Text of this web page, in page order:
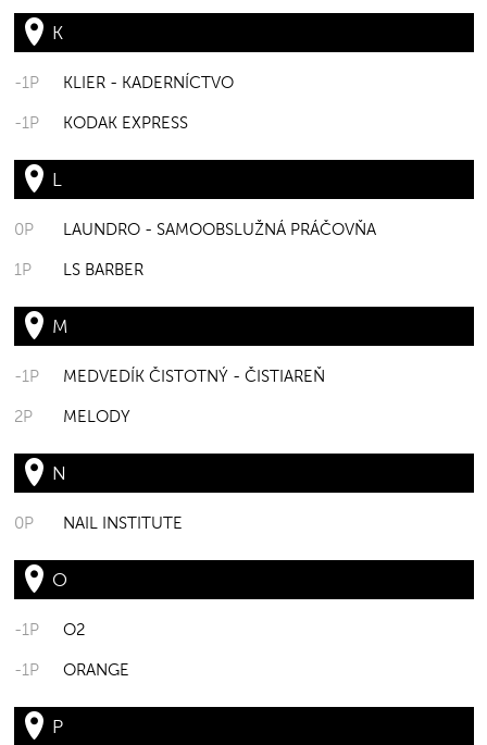
K
-1P KLIER - KADERNÍCTVO
-1P KODAK EXPRESS
L
0P LAUNDRO - SAMOOBSLUŽNÁ PRÁČOVŇA
1P LS BARBER
M
-1P MEDVEDÍK ČISTOTNÝ - ČISTIAREŇ
2P MELODY
N
0P NAIL INSTITUTE
O
-1P O2
-1P ORANGE
P